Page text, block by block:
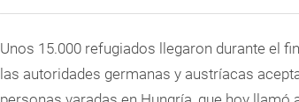
Unos 15.000 refugiados llegaron durante el
las autoridades germanas y austríacas